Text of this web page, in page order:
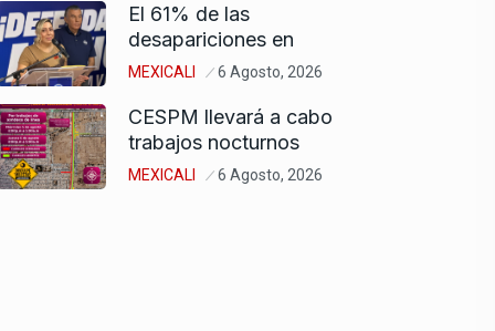
El 61% de las
desapariciones en
MEXICALI 6 Agosto, 2026
CESPM llevará a cabo
trabajos nocturnos
MEXICALI 6 Agosto, 2026